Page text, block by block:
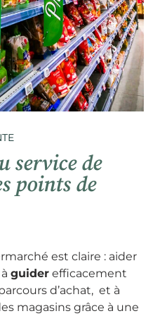
service de
points de
est claire : aider
guider efficacement
d’achat, et à
magasins grâce à une